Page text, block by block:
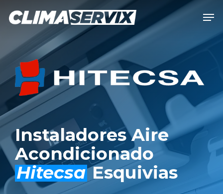
content
Instaladores Aire
Acondicionado
HitecsaEsquivias
Close
Menu